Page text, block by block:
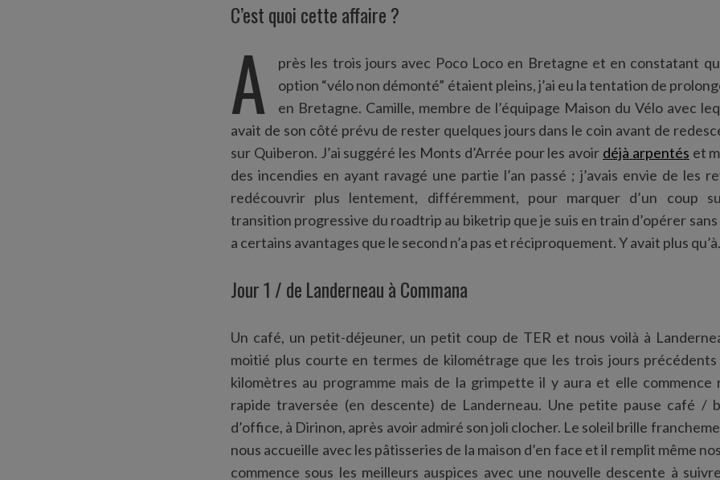
C’est quoi cette affaire ?
A
près les trois jours avec Poco Loco en Bretagne et en constatant
option “vélo non démonté” étaient pleins, j’ai eu la tentation de
en Bretagne. Camille, membre de l’équipage Maison du Vélo avec
avait de son côté prévu de rester quelques jours dans le coin avant de
sur Quiberon. J’ai suggéré les Monts d’Arrée pour les avoir déjà arpentés et
des incendies en ayant ravagé une partie l’an passé ; j’avais envie de les
redécouvrir plus lentement, différemment, pour marquer d’un coup
transition progressive du roadtrip au biketrip que je suis en train d’opérer
a certains avantages que le second n’a pas et réciproquement. Y avait plus
Jour 1 / de Landerneau à Commana
Un café, un petit-déjeuner, un petit coup de TER et nous voilà à
moitié plus courte en termes de kilométrage que les trois jours
kilomètres au programme mais de la grimpette il y aura et elle commence
rapide traversée (en descente) de Landerneau. Une petite pause café /
d’office, à Dirinon, après avoir admiré son joli clocher. Le soleil brille
nous accueille avec les pâtisseries de la maison d’en face et il remplit même
commence sous les meilleurs auspices avec une nouvelle descente à suivre